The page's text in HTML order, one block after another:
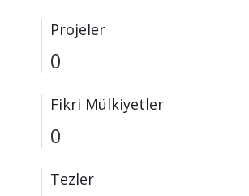
Projeler
0
Fikri Mülkiyetler
0
Tezler